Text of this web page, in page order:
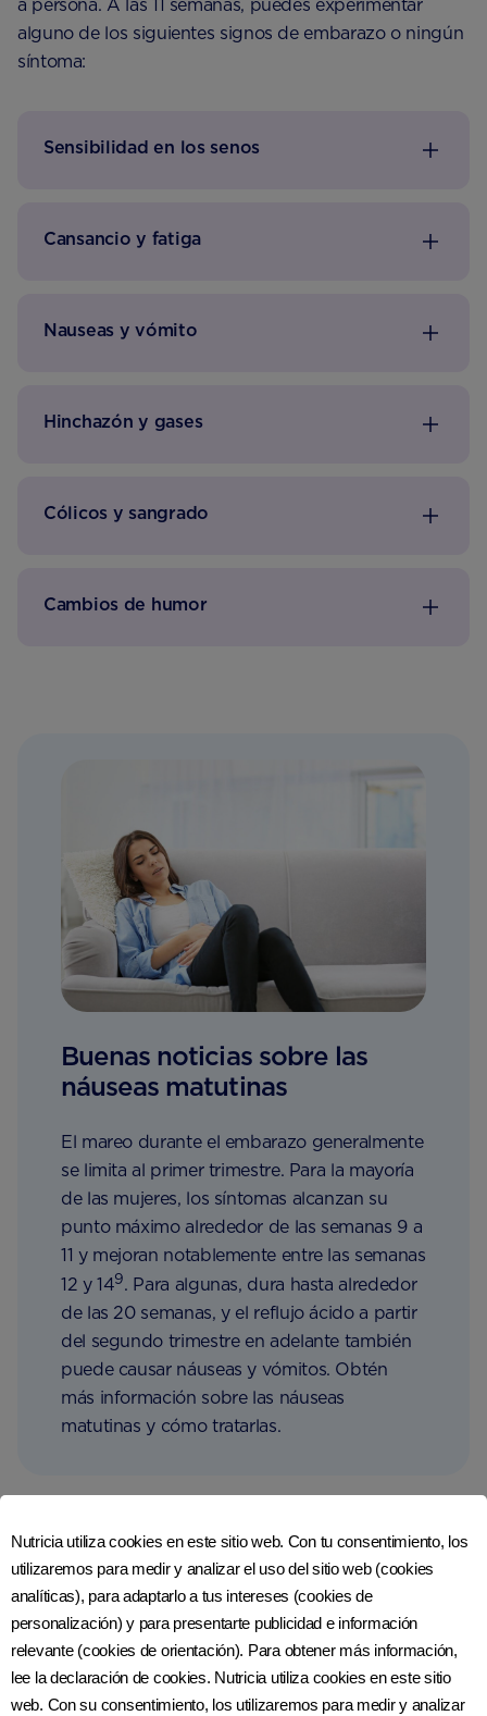
a persona. A las 11 semanas, puedes experimentar
alguno de los siguientes signos de embarazo o ningún
síntoma:
Sensibilidad en los senos
Cansancio y fatiga
Nauseas y vómito
Hinchazón y gases
Cólicos y sangrado
Cambios de humor
Buenas noticias sobre las
náuseas matutinas
El mareo durante el embarazo generalmente
se limita al primer trimestre. Para la mayoría
de las mujeres, los síntomas alcanzan su
punto máximo alrededor de las semanas 9 a
11 y mejoran notablemente entre las semanas
12 y 149. Para algunas, dura hasta alrededor
de las 20 semanas, y el reflujo ácido a partir
del segundo trimestre en adelante también
puede causar náuseas y vómitos. Obtén
más información sobre las náuseas
matutinas y cómo tratarlas.
Nutricia utiliza cookies en este sitio web. Con tu consentimiento, los
utilizaremos para medir y analizar el uso del sitio web (cookies
analíticas), para adaptarlo a tus intereses (cookies de
personalización) y para presentarte publicidad e información
relevante (cookies de orientación). Para obtener más información,
lee la declaración de cookies. Nutricia utiliza cookies en este sitio
web. Con su consentimiento, los utilizaremos para medir y analizar